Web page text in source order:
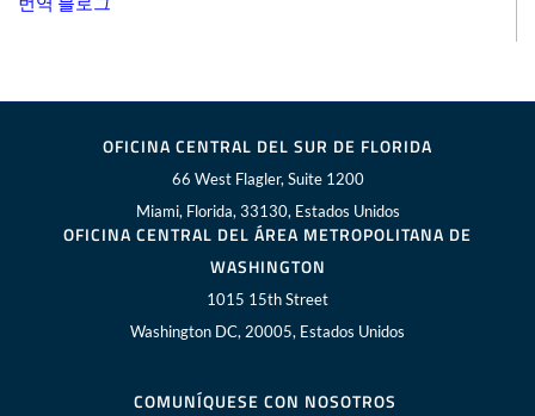
OFICINA CENTRAL DEL SUR DE FLORIDA
66 West Flagler, Suite 1200
Miami, Florida, 33130, Estados Unidos
OFICINA CENTRAL DEL ÁREA METROPOLITANA DE
WASHINGTON
1015 15th Street
Washington DC, 20005, Estados Unidos
COMUNÍQUESE CON NOSOTROS